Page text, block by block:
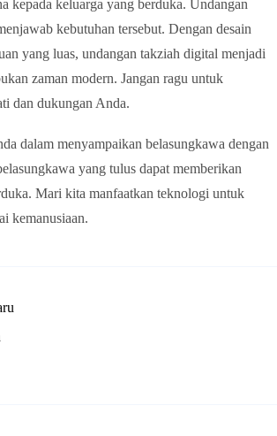
kepada keluarga yang berduka. Undangan
kebutuhan tersebut. Dengan desain
yang luas, undangan takziah digital menjadi
zaman modern. Jangan ragu untuk
dan dukungan Anda.
dalam menyampaikan belasungkawa dengan
yang tulus dapat memberikan
Mari kita manfaatkan teknologi untuk
kemanusiaan.